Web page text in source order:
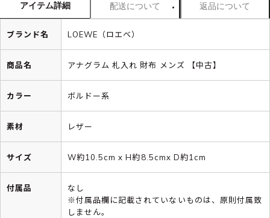
アイテム詳細 配送について 返品について
ブランド名 LOEWE（ロエベ）
商品名 アナグラム 札入れ 財布 メンズ 【中古】
カラー ボルドー系
素材 レザー
サイズ W約10.5cm x H約8.5cmx D約1cm
付属品
なし
※付属品欄に記載されていないものは、原則付属致
しません。